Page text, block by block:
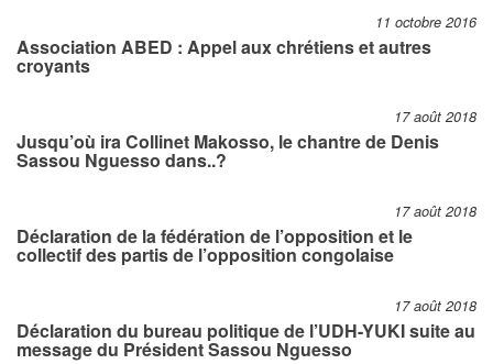
11 octobre 2016
Association ABED : Appel aux chrétiens et autres
croyants
17 août 2018
Jusqu’où ira Collinet Makosso, le chantre de Denis
Sassou Nguesso dans..?
17 août 2018
Déclaration de la fédération de l’opposition et le
collectif des partis de l’opposition congolaise
17 août 2018
Déclaration du bureau politique de l’UDH-YUKI suite au
message du Président Sassou Nguesso